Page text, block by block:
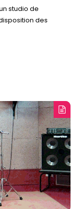
studio de
des